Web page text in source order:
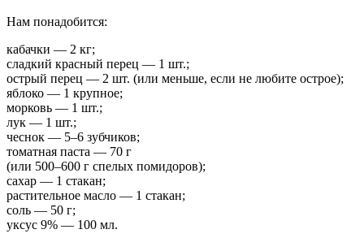
Нам понадобится:
кабачки — 2 кг;
сладкий красный перец — 1 шт.;
острый перец — 2 шт. (или меньше, если не любите острое);
яблоко — 1 крупное;
морковь — 1 шт.;
лук — 1 шт.;
чеснок — 5–6 зубчиков;
томатная паста — 70 г
(или 500–600 г спелых помидоров);
сахар — 1 стакан;
растительное масло — 1 стакан;
соль — 50 г;
уксус 9% — 100 мл.